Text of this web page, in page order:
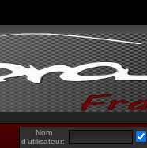
Nom
d’utilisateur: